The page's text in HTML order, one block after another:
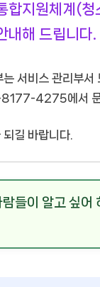
합지원체계(청
내해 드립니다.
는 서비스 관리부서
4275에서 문
길 바랍니다.
람들이 알고 싶어